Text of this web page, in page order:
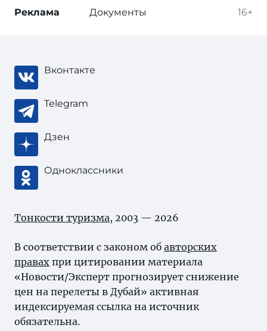
16+
Реклама Документы
Вконтакте
Telegram
Дзен
Одноклассники
Тонкости туризма, 2003 — 2026
В соответствии с законом об авторских
правах при цитировании материала
«Новости/Эксперт прогнозирует снижение
цен на перелеты в Дубай» активная
индексируемая ссылка на источник
обязательна.